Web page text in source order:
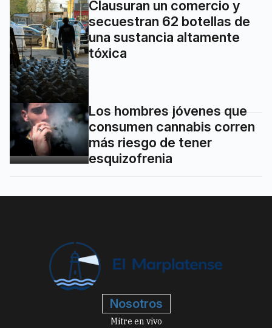
Clausuran un comercio y
secuestran 62 botellas de
una sustancia altamente
tóxica
Los hombres jóvenes que
consumen cannabis corren
más riesgo de tener
esquizofrenia
Nosotros
Mitre en vivo